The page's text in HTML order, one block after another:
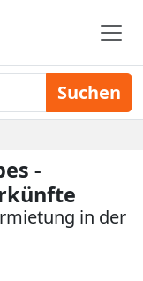
Suchen
-
in der